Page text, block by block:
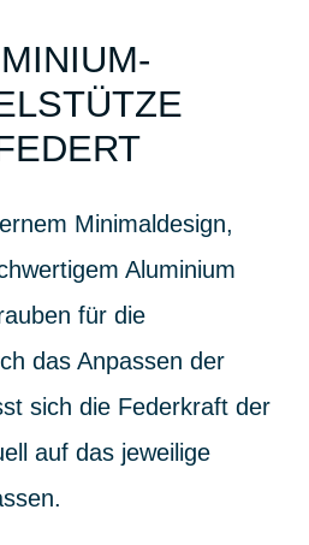
Minimaldesign,
Aluminium
für die
das Anpassen der
sich die Federkraft der
auf das jeweilige